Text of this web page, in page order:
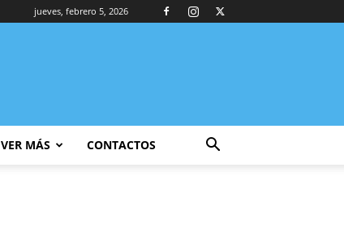
jueves, febrero 5, 2026
VER MÁS CONTACTOS